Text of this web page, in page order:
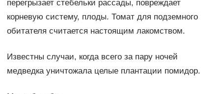
перегрызает стебельки рассады, повреждает
корневую систему, плоды. Томат для подземного
обитателя считается настоящим лакомством.
Известны случаи, когда всего за пару ночей
медведка уничтожала целые плантации помидор.